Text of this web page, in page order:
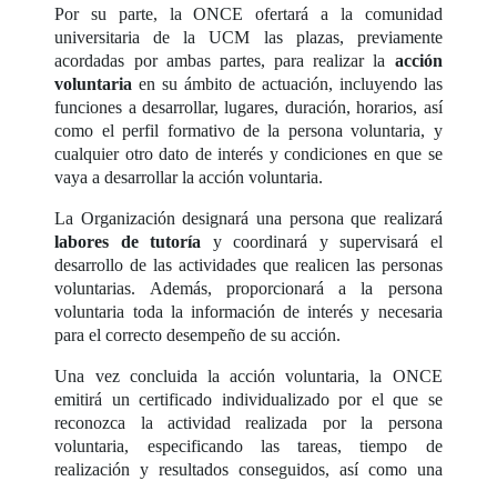
Por su parte, la ONCE ofertará a la comunidad
universitaria de la UCM las plazas, previamente
acordadas por ambas partes, para realizar la acción
voluntaria en su ámbito de actuación, incluyendo las
funciones a desarrollar, lugares, duración, horarios, así
como el perfil formativo de la persona voluntaria, y
cualquier otro dato de interés y condiciones en que se
vaya a desarrollar la acción voluntaria.
La Organización designará una persona que realizará
labores de tutoría y coordinará y supervisará el
desarrollo de las actividades que realicen las personas
voluntarias. Además, proporcionará a la persona
voluntaria toda la información de interés y necesaria
para el correcto desempeño de su acción.
Una vez concluida la acción voluntaria, la ONCE
emitirá un certificado individualizado por el que se
reconozca la actividad realizada por la persona
voluntaria, especificando las tareas, tiempo de
realización y resultados conseguidos, así como una